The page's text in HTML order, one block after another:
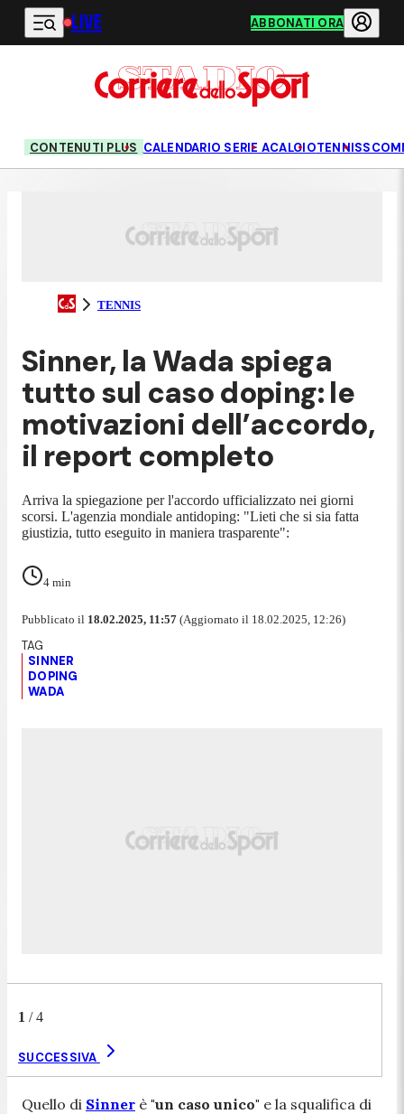
Vai al contenuto principale
LIVE ABBONATI ORA
CONTENUTI PLUS CALENDARIO SERIE ACALCIOTENNIS
TENNIS
Sinner, la Wada spiega
tutto sul caso doping: le
motivazioni dell’accordo,
il report completo
Arriva la spiegazione per l'accordo ufficializzato nei giorni
scorsi. L'agenzia mondiale antidoping: "Lieti che si sia fatta
giustizia, tutto eseguito in maniera trasparente":
4 min
Pubblicato il 18.02.2025, 11:57 (Aggiornato il 18.02.2025, 12:26)
SINNER
DOPING
WADA
1 /4
SUCCESSIVA
Quello di Sinner è "un caso unico" e la squalifica di